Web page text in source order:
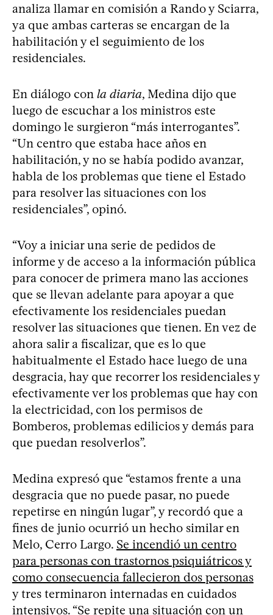
analiza llamar en comisión a Rando y Sciarra,
ya que ambas carteras se encargan de la
habilitación y el seguimiento de los
residenciales.
En diálogo con la diaria, Medina dijo que
luego de escuchar a los ministros este
domingo le surgieron “más interrogantes”.
“Un centro que estaba hace años en
habilitación, y no se había podido avanzar,
habla de los problemas que tiene el Estado
para resolver las situaciones con los
residenciales”, opinó.
“Voy a iniciar una serie de pedidos de
informe y de acceso a la información pública
para conocer de primera mano las acciones
que se llevan adelante para apoyar a que
efectivamente los residenciales puedan
resolver las situaciones que tienen. En vez de
ahora salir a fiscalizar, que es lo que
habitualmente el Estado hace luego de una
desgracia, hay que recorrer los residenciales y
efectivamente ver los problemas que hay con
la electricidad, con los permisos de
Bomberos, problemas edilicios y demás para
que puedan resolverlos”.
Medina expresó que “estamos frente a una
desgracia que no puede pasar, no puede
repetirse en ningún lugar”, y recordó que a
fines de junio ocurrió un hecho similar en
Melo, Cerro Largo. Se incendió un centro
para personas con trastornos psiquiátricos y
como consecuencia fallecieron dos personas
y tres terminaron internadas en cuidados
intensivos. “Se repite una situación con un